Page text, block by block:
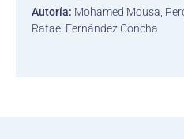
Autoría: Mohamed Mousa,
Rafael Fernández Concha